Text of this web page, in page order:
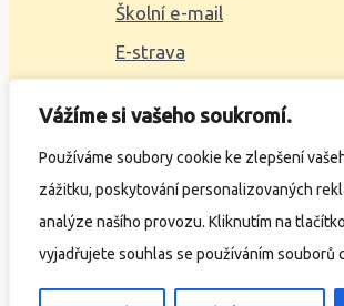
Vážíme si vašeho soukromí.
Používáme soubory cookie ke zlepšení
zážitku, poskytování personalizovaných
analýze našího provozu. Kliknutím na
vyjadřujete souhlas se používáním souborů
Školní e-mail
E-strava
2023 © ZŠ Alšova, vytvořil
Ochrana osobních údajů
Prohlášení o přístupnosti